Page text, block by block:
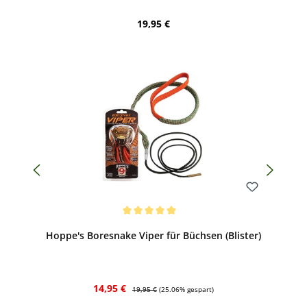
Regulärer Preis:
19,95 €
Hoppe's Boresnake Viper für Büchsen (Blister)
Verkaufspreis:
14,95 € Regulärer Preis:
19,95 € (25.06% gespart)